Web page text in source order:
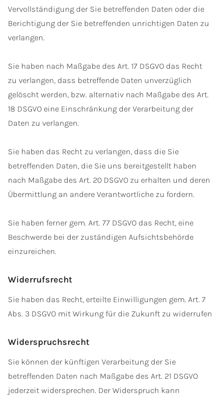
Vervollständigung der Sie betreffenden Daten oder die
Berichtigung der Sie betreffenden unrichtigen Daten zu
verlangen.
Sie haben nach Maßgabe des Art. 17 DSGVO das Recht
zu verlangen, dass betreffende Daten unverzüglich
gelöscht werden, bzw. alternativ nach Maßgabe des Art.
18 DSGVO eine Einschränkung der Verarbeitung der
Daten zu verlangen.
Sie haben das Recht zu verlangen, dass die Sie
betreffenden Daten, die Sie uns bereitgestellt haben
nach Maßgabe des Art. 20 DSGVO zu erhalten und deren
Übermittlung an andere Verantwortliche zu fordern.
Sie haben ferner gem. Art. 77 DSGVO das Recht, eine
Beschwerde bei der zuständigen Aufsichtsbehörde
einzureichen.
Widerrufsrecht
Sie haben das Recht, erteilte Einwilligungen gem. Art. 7
Abs. 3 DSGVO mit Wirkung für die Zukunft zu widerrufen
Widerspruchsrecht
Sie können der künftigen Verarbeitung der Sie
betreffenden Daten nach Maßgabe des Art. 21 DSGVO
jederzeit widersprechen. Der Widerspruch kann